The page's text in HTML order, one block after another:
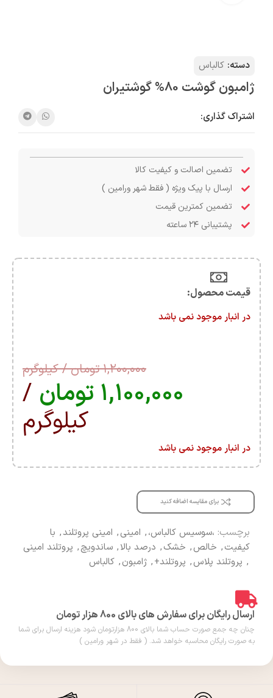
دسته: کالباس
ژامبون گوشت 80% گوشتیران
اشتراک گذاری:
تضمین اصالت و کیفیت کالا
ارسال با پیک ویژه ( فقط شهر ورامین )
تضمین کمترین قیمت
پشتیبانی ۲۴ ساعته
قیمت محصول:​
در انبار موجود نمی باشد
۱,۲۰۰,۰۰۰ تومان/ کیلوگرم
۱,۱۰۰,۰۰۰ تومان /
کیلوگرم
در انبار موجود نمی باشد
برای مقایسه اضافه کنید
برچسب: ،سوسیس کالباس،, امینی, امینی پروتلند, با
کیفیت, خالص, خشک, درصد بالا, ساندویچ, پروتلند امینی
, پروتلند پلاس, پروتلند+, ژامبون, کالباس
ارسال رایگان برای سفارش های بالای 800 هزار تومان
چنان چه جمع صورت حساب شما بالای 800 هزارتومان شود هزینه ارسال برای شما
به صورت رایگان محاسبه خواهد شد. ( فقط در شهر ورامین )